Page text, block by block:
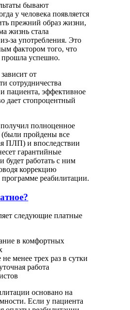
бывают
у человека появляется
прежний образ жизни,
жизнь стала
за употребления. Это
фактором того, что
прошла успешно.
от
сотрудничества
пациента, эффективное
дает стопроцентный
полноценное
(были пройдены все
ПЛП) и впоследствии
гарантийные
будет работать с ним
коррекцию
программе реабилитации.
следующие платные
в комфортных
менее трех раз в сутки
работа
основано на
Если у пациента